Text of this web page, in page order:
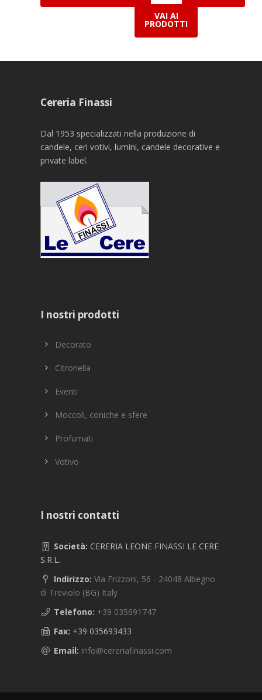
VAI AI
PRODOTTI
Cereria Finassi
Dal 1953 specializzati nella produzione di
candele, ceri votivi, lumini, candele decorative e
private label.
I nostri prodotti
Decorato
Citronella
Eventi
Moccoli, coniche e sfere
Profumati
Votivo
I nostri contatti
Società: CERERIA LEONE FINASSI LE CERE
S.R.L.
Indirizzo: Via Frizzoni, 56 - 24048 Albegno
di Treviolo (BG) Italy
Telefono: +39 035691747
Fax: +39 035693433
Email: info@cereriafinassi.com